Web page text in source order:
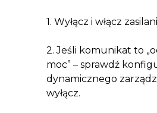
1. Wyłącz i włącz
2. Jeśli komunikat to
moc” – sprawdź
dynamicznego
wyłącz.